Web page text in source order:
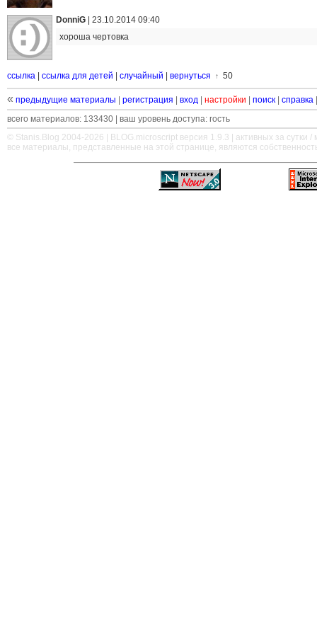
DonniG
23.10.2014 09:40
хороша чертовка
ссылка ссылка для детей случайный вернуться ↑ 50
« предыдущие материалы регистрация вход настройки поиск справка
всего материалов: 133430 | ваш уровень доступа: гость
© Stanis.Blog 2004-2026 |
BLOG.microscript версия 1.9.3 | активных за сутки /
все материалы, представленные на этой странице, являются
—————————————————————